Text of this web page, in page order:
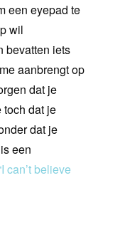
een eyepad te
wil
bevatten iets
aanbrengt op
dat je
dat je
dat je
een
can’t believe